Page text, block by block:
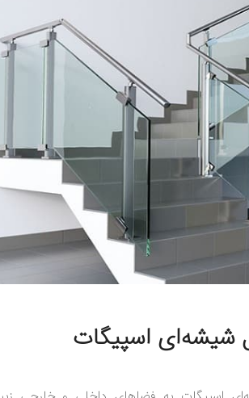
شیشه‌ای اسپیگات